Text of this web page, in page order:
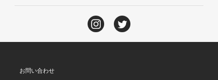
お問い合わせ